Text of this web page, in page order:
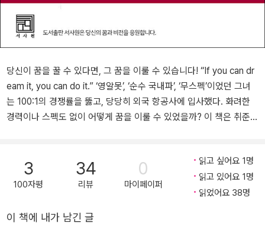
당신이 꿈을 꿀 수 있다면, 그 꿈을 이룰 수 있습니다! “If you can dr
eam it, you can do it.” ‘영알못’, ‘순수 국내파’, ‘무스펙’이었던 그녀
는 100:1의 경쟁률을 뚫고, 당당히 외국 항공사에 입사했다. 화려한
경력이나 스펙도 없이 어떻게 꿈을 이룰 수 있었을까? 이 책은 취준생
또한 잘 알려지지 않은 승무원 직업에 관한 이야기와 비행기라는 한
정된 공간 안에서 겪은 흥미로운 에피소드도 담았다. 그리고 ‘영알못
(영어를 알지 못하는 자)’이 외국 항공사 승무원과 영어회화 강사가
들을 상세하게 담았다. 영어 공부법이 궁금한 사람들뿐만 아니라 해
3
100자평
34
리뷰
0
마이페이퍼
읽고 싶어요 1명
읽고 있어요 1명
읽었어요 38명
이 책에 내가 남긴 글